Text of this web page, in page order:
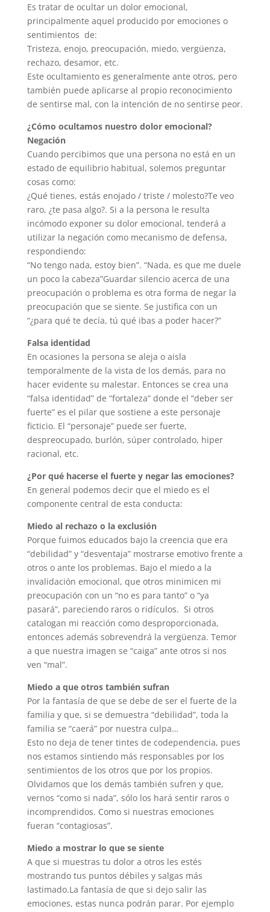
Es tratar de ocultar un dolor emocional,
principalmente aquel producido por emociones o
sentimientos de:
Tristeza, enojo, preocupación, miedo, vergüenza,
rechazo, desamor, etc.
Este ocultamiento es generalmente ante otros, pero
también puede aplicarse al propio reconocimiento
de sentirse mal, con la intención de no sentirse peor.
¿Cómo ocultamos nuestro dolor emocional?
Negación
Cuando percibimos que una persona no está en un
estado de equilibrio habitual, solemos preguntar
cosas como:
¿Qué tienes, estás enojado / triste / molesto?Te veo
raro, ¿te pasa algo?. Si a la persona le resulta
incómodo exponer su dolor emocional, tenderá a
utilizar la negación como mecanismo de defensa,
respondiendo:
“No tengo nada, estoy bien”. “Nada, es que me duele
un poco la cabeza”Guardar silencio acerca de una
preocupación o problema es otra forma de negar la
preocupación que se siente. Se justifica con un
“¿para qué te decía, tú qué ibas a poder hacer?”
Falsa identidad
En ocasiones la persona se aleja o aisla
temporalmente de la vista de los demás, para no
hacer evidente su malestar. Entonces se crea una
“falsa identidad” de “fortaleza” donde el “deber ser
fuerte” es el pilar que sostiene a este personaje
ficticio. El “personaje” puede ser fuerte,
despreocupado, burlón, súper controlado, hiper
racional, etc.
¿Por qué hacerse el fuerte y negar las emociones?
En general podemos decir que el miedo es el
componente central de esta conducta:
Miedo al rechazo o la exclusión
Porque fuimos educados bajo la creencia que era
“debilidad” y “desventaja” mostrarse emotivo frente a
otros o ante los problemas. Bajo el miedo a la
invalidación emocional, que otros minimicen mi
preocupación con un “no es para tanto” o “ya
pasará”, pareciendo raros o ridículos. Si otros
catalogan mi reacción como desproporcionada,
entonces además sobrevendrá la vergüenza. Temor
a que nuestra imagen se “caiga” ante otros si nos
ven “mal”.
Miedo a que otros también sufran
Por la fantasía de que se debe de ser el fuerte de la
familia y que, si se demuestra “debilidad”, toda la
familia se “caerá” por nuestra culpa…
Esto no deja de tener tintes de codependencia, pues
nos estamos sintiendo más responsables por los
sentimientos de los otros que por los propios.
Olvidamos que los demás también sufren y que,
vernos “como si nada”, sólo los hará sentir raros o
incomprendidos. Como si nuestras emociones
fueran “contagiosas”.
Miedo a mostrar lo que se siente
A que si muestras tu dolor a otros les estés
mostrando tus puntos débiles y salgas más
lastimado.La fantasía de que si dejo salir las
emociones, estas nunca podrán parar. Por ejemplo